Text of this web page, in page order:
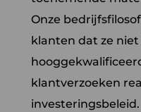
Onze
klanten dat ze
klantverzoeken
investeringsbeleid.